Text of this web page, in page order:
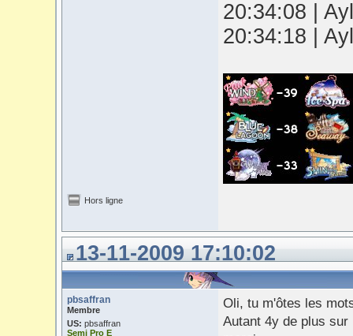
20:34:08 |
20:34:18 |
Hors ligne
13-11-2009 17:10:02
pbsaffran
Membre
US: pbsaffran
Semi Pro E
Oli, tu m'ôtes les
Autant 4y de plus